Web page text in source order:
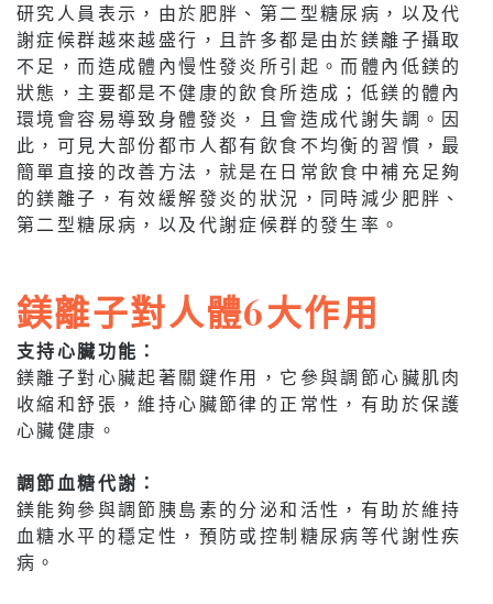
研究人員表示，由於肥胖、第二型糖尿病，以及代
謝症候群越來越盛行，且許多都是由於鎂離子攝取
不足，而造成體內慢性發炎所引起。而體內低鎂的
狀態，主要都是不健康的飲食所造成；低鎂的體內
環境會容易導致身體發炎，且會造成代謝失調。因
此，可見大部份都市人都有飲食不均衡的習慣，最
簡單直接的改善方法，就是在日常飲食中補充足夠
的鎂離子，有效緩解發炎的狀況，同時減少肥胖、
第二型糖尿病，以及代謝症候群的發生率。
鎂離子對人體6大作用
支持心臟功能：
鎂離子對心臟起著關鍵作用，它參與調節心臟肌肉
收縮和舒張，維持心臟節律的正常性，有助於保護
心臟健康。
調節血糖代謝：
鎂能夠參與調節胰島素的分泌和活性，有助於維持
血糖水平的穩定性，預防或控制糖尿病等代謝性疾
病。